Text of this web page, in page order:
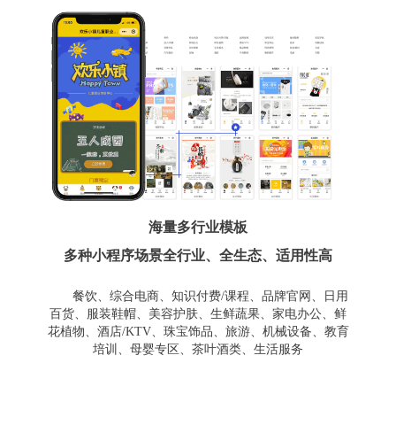
海量多行业模板
多种小程序场景全行业、全生态、适用性高
餐饮、综合电商、知识付费/课程、品牌官网、日用
百货、服装鞋帽、美容护肤、生鲜蔬果、家电办公、鲜
花植物、酒店/KTV、珠宝饰品、旅游、机械设备、教育
培训、母婴专区、茶叶酒类、生活服务